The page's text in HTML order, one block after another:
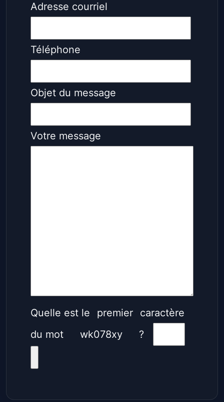
Adresse courriel
Téléphone
Objet du message
Votre message
Quelle est le premier
caractère
du mot
wk078xy ?